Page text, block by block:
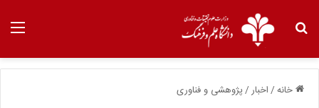
خانه/اخبار/پژوهشی و فناوری